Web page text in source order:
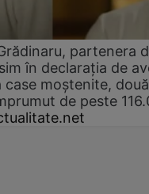
partenera
în declarația de
case moștenite, două
de peste